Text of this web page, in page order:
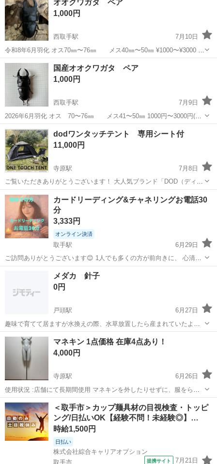
オオクワガタ ペア
1,000円
西取手駅
7月10日
令和8年6月羽化 オス70㎜〜76㎜ メス40㎜〜50㎜ ¥1000〜¥3000 今
週日曜日まで出品します。 数にはもちろん限りがあります
茨城 取手市 西取手駅 その他
国産オオクワガタ ペア
1,000円
西取手駅
7月9日
2026年6月羽化 オス 70〜76㎜ メス41〜50㎜ 1000円〜3000円(大
きさにより) 平日は19時以降、土日は時間相談でのお渡しになります
宜しくお願いします 初めて飼う方はお渡しの時簡単に説明します。
茨城 取手市 西取手駅
dodワンタッチテント 専用シート付
11,000円
寺原駅
7月8日
ご覧いただきありがとうございます！ ​大人気ブランド「DOD（ディー
オーディー）」の2人用ワンタッチテント（ブラック）です。 紐を引
くだけで一瞬で立ち上がるため、設営・撤収がとにかく楽なのが特徴
です。ソロキャンプやデュオキャ...
茨城 取手市 寺原駅 その他
カードリーディング&チャネリングお電話30
分
3,333円
オンライン決済
取手駅
6月29日
ご訪問ありがとうございます😊 1人でも多くの方が前向きに、 心清ら
かに健康的にお過ごし出来ますよう、 心を込めてリーディングしてお
も、お近くの方は...
取手駅 その他
メダカ 針子
0円
戸頭駅
6月27日
趣味で育てて居ますが水換えの際、水草放置したら産まれていたよう
です。 まだまだ小さい針子です。 4.5匹、プラ容器に入れてお渡しに
なります。
茨城 取手市 戸頭駅 その他 針子
マネキン 1点価格 在庫4点あり！
4,000円
寺原駅
6月26日
使用状況 :店舗にて長期間使用 マネキンを外したりせずに、服をらく
らく着せ替え可能。 注意事項 :発送手配は、対応しておりません。直
接取引きとなります。必ずご購入前にご連絡ご検討くださいませ。 在
庫:4体同じ商品ございま...
茨城 取手市 寺原駅 マネキン
＜取手市＞カップ麺具材の目視検査・トッピ
ング/日払いOK【経験不問！未経験◎】…
時給1,500円
日払い
株式会社綜合キャリアオプション
取手市
提携サイト 7月21日